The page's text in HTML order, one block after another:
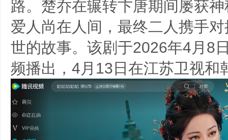
路。楚乔在辗转卞唐期间屡获
爱人尚在人间，最终二人携手
世的故事。该剧于2026年4月8
频播出，4月13日在江苏卫视和